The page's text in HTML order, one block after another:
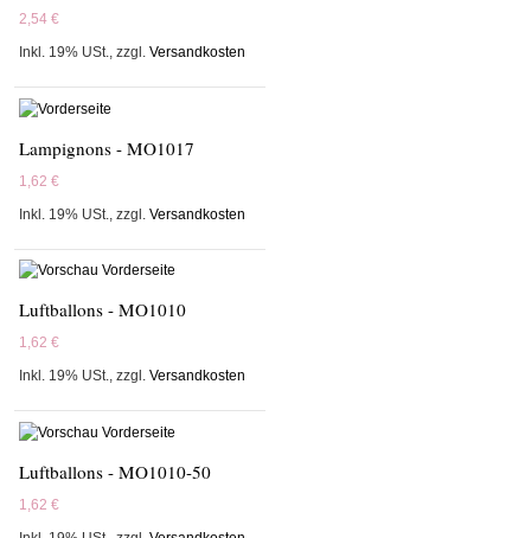
2,54 €
Inkl. 19% USt.,zzgl.Versandkosten
Lampignons - MO1017
1,62 €
Inkl. 19% USt.
,zzgl.Versandkosten
Luftballons - MO1010
1,62 €
Inkl. 19% USt.,zzgl.Versandkosten
Luftballons - MO1010-50
1,62 €